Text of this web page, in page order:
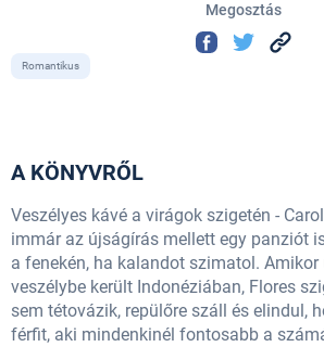
Megosztás
Romantikus
A KÖNYVRŐL
Veszélyes kávé a virágok szigetén -
immár az újságírás mellett egy panziót
a fenekén, ha kalandot szimatol. Amikor
veszélybe került Indonéziában, Flores
sem tétovázik, repülőre száll és elindul,
férfit, aki mindenkinél fontosabb a